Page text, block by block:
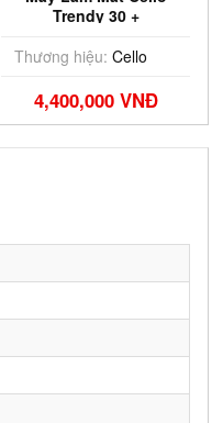
Trendy 30 +
Thương hiệu: Cello
4,400,000 VNĐ